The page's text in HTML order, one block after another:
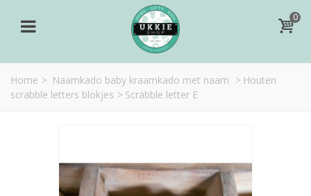
0
Home > Naamkado baby kraamkado met naam > Houten
scrabble letters blokjes > Scrabble letter E